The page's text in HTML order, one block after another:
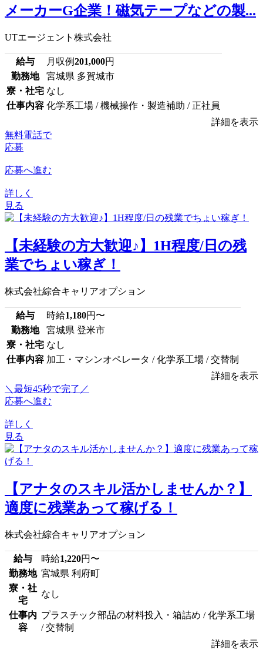
メーカーG企業！磁気テープなどの製...
UTエージェント株式会社
給与 月収例201,000円
勤務地
宮城県 多賀城市
寮・社宅 なし
仕事内容 化学系工場 / 機械操作・製造補助 / 正社員
詳細を表示
無料電話で
応募
応募へ進む
詳しく
見る
【未経験の方大歓迎♪】1H程度/日の残
業でちょい稼ぎ！
株式会社綜合キャリアオプション
給与 時給1,180円〜
勤務地
宮城県 登米市
寮・社宅 なし
仕事内容 加工・マシンオペレータ / 化学系工場 / 交替制
詳細を表示
＼最短45秒で完了／
応募へ進む
詳しく
見る
【アナタのスキル活かしませんか？】
適度に残業あって稼げる！
株式会社綜合キャリアオプション
給与 時給1,220円〜
勤務地 宮城県 利府町
寮・社
宅
なし
仕事内
容
プラスチック部品の材料投入・箱詰め / 化学系工場
/ 交替制
詳細を表示